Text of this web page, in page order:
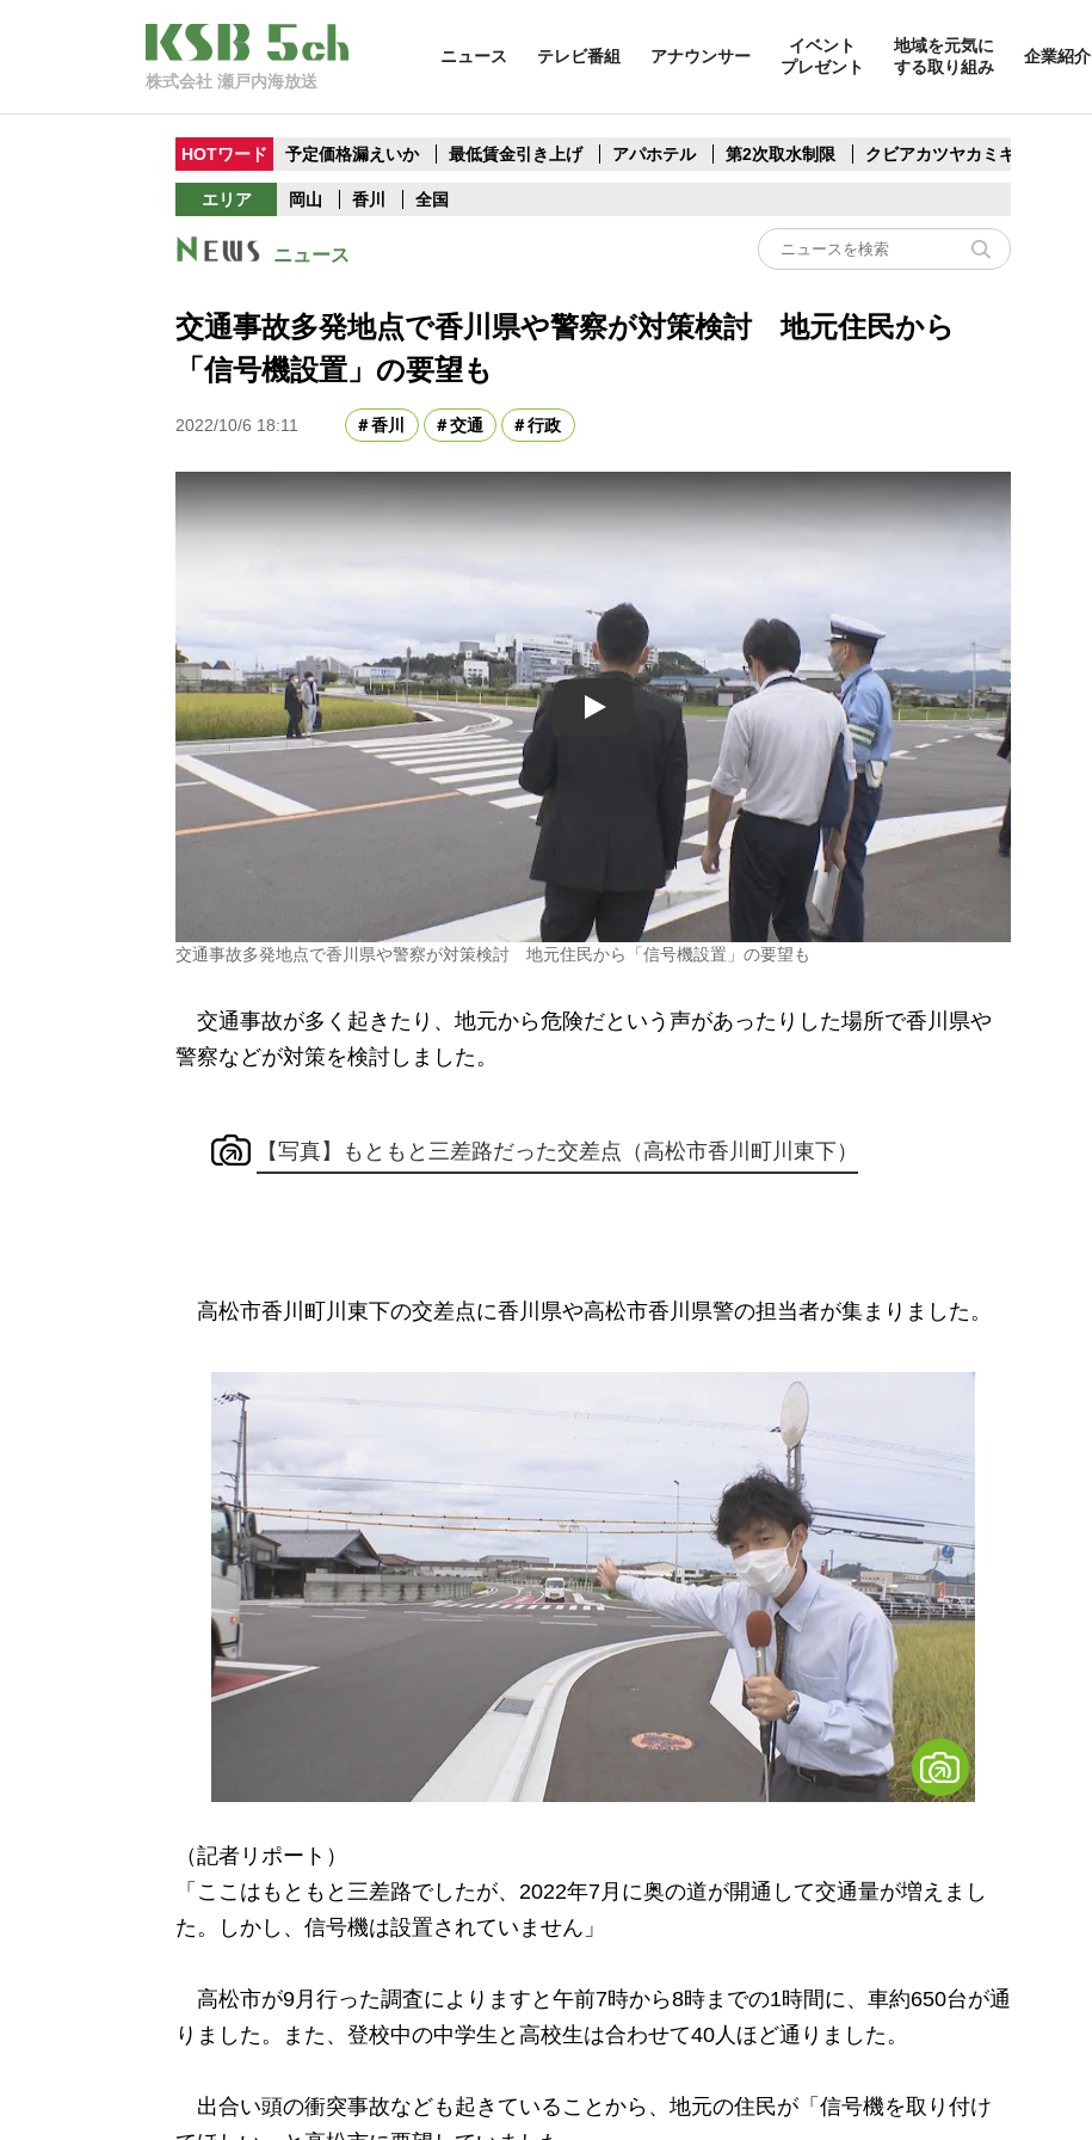
株式会社 瀬戸内海放送
ニュース テレビ番組 アナウンサー
イベント
プレゼント
地域を元気に
する取り組み
企業紹介
HOTワード 予定価格漏えいか 最低賃金引き上げ アパホテル 第2次取水制限 クビアカツヤカミキリ
エリア 岡山 香川 全国
ニュース
交通事故多発地点で香川県や警察が対策検討 地元住民から
「信号機設置」の要望も
2022/10/6 18:11 香川 交通 行政
Play
交通事故多発地点で香川県や警察が対策検討 地元住民から「信号機設置」の要望も
交通事故が多く起きたり、地元から危険だという声があったりした場所で香川県や
警察などが対策を検討しました。
【写真】もともと三差路だった交差点（高松市香川町川東下）
高松市香川町川東下の交差点に香川県や高松市香川県警の担当者が集まりました。
（記者リポート）
「ここはもともと三差路でしたが、2022年7月に奥の道が開通して交通量が増えまし
た。しかし、信号機は設置されていません」
高松市が9月行った調査によりますと午前7時から8時までの1時間に、車約650台が通
りました。また、登校中の中学生と高校生は合わせて40人ほど通りました。
出合い頭の衝突事故なども起きていることから、地元の住民が「信号機を取り付け